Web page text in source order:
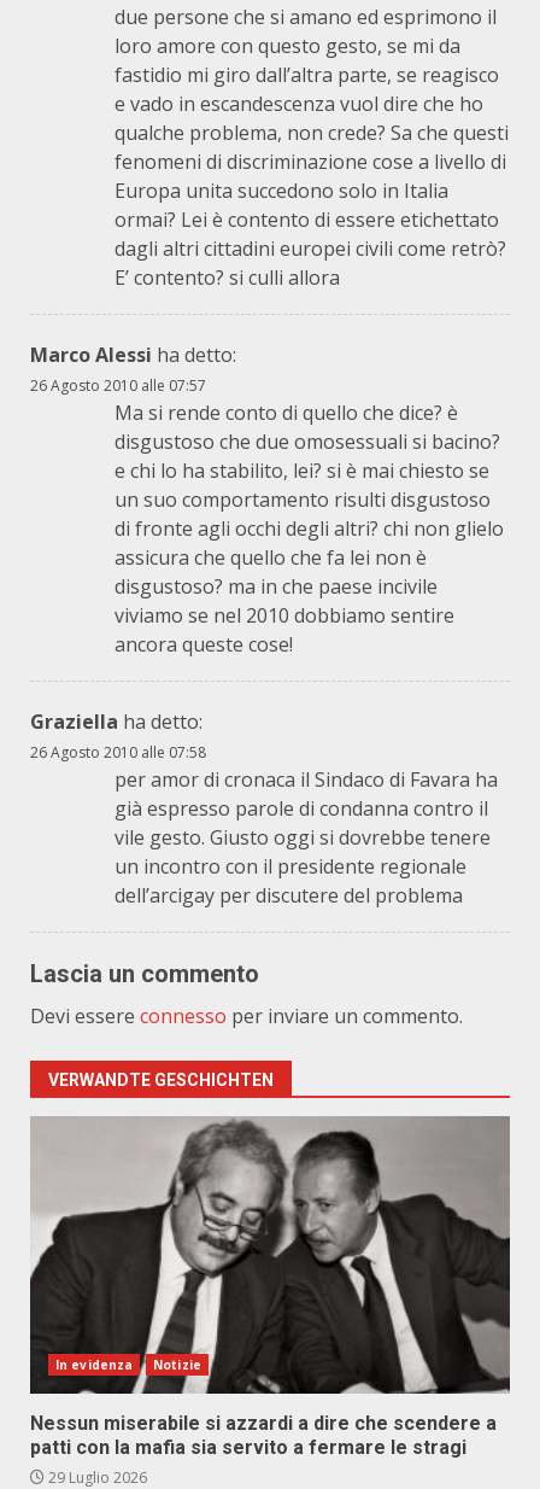
due persone che si amano ed esprimono il
loro amore con questo gesto, se mi da
fastidio mi giro dall’altra parte, se reagisco
e vado in escandescenza vuol dire che ho
qualche problema, non crede? Sa che questi
fenomeni di discriminazione cose a livello di
Europa unita succedono solo in Italia
ormai? Lei è contento di essere etichettato
dagli altri cittadini europei civili come retrò?
E’ contento? si culli allora
Marco Alessi ha detto:
26 Agosto 2010 alle 07:57
Ma si rende conto di quello che dice? è
disgustoso che due omosessuali si bacino?
e chi lo ha stabilito, lei? si è mai chiesto se
un suo comportamento risulti disgustoso
di fronte agli occhi degli altri? chi non glielo
assicura che quello che fa lei non è
disgustoso? ma in che paese incivile
viviamo se nel 2010 dobbiamo sentire
ancora queste cose!
Graziella ha detto:
26 Agosto 2010 alle 07:58
per amor di cronaca il Sindaco di Favara ha
già espresso parole di condanna contro il
vile gesto. Giusto oggi si dovrebbe tenere
un incontro con il presidente regionale
dell’arcigay per discutere del problema
Lascia un commento
Devi essere connesso per inviare un commento.
VERWANDTE GESCHICHTEN
In evidenza Notizie
Nessun miserabile si azzardi a dire che scendere a
patti con la mafia sia servito a fermare le stragi
29 Luglio 2026